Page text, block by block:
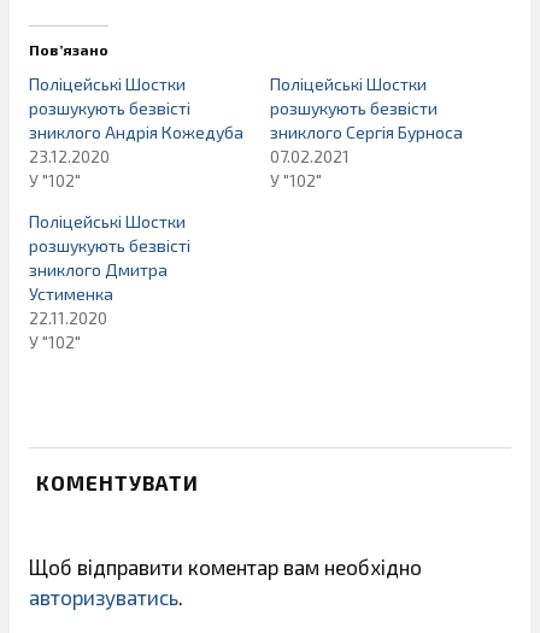
Пов’язано
Поліцейські Шостки
розшукують безвісті
зниклого Андрія Кожедуба
23.12.2020
У "102"
Поліцейські Шостки
розшукують безвісти
зниклого Сергія Бурноса
07.02.2021
У "102"
Поліцейські Шостки
розшукують безвісті
зниклого Дмитра
Устименка
22.11.2020
У "102"
КОМЕНТУВАТИ
Щоб відправити коментар вам необхідно
авторизуватись